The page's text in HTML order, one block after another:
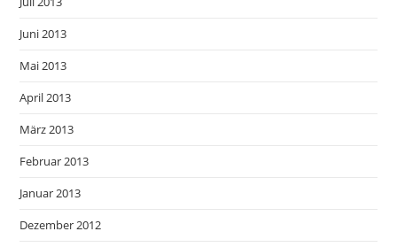
Juni 2013
Mai 2013
April 2013
März 2013
Februar 2013
Januar 2013
Dezember 2012